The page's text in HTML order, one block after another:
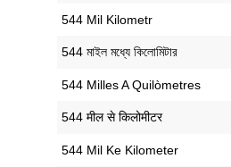
‎544 Mil Kilometr
‎544 মাইল মধ্যে কিলোমিটার
‎544 Milles A Quilòmetres
‎544 मील से किलोमीटर
‎544 Mil Ke Kilometer